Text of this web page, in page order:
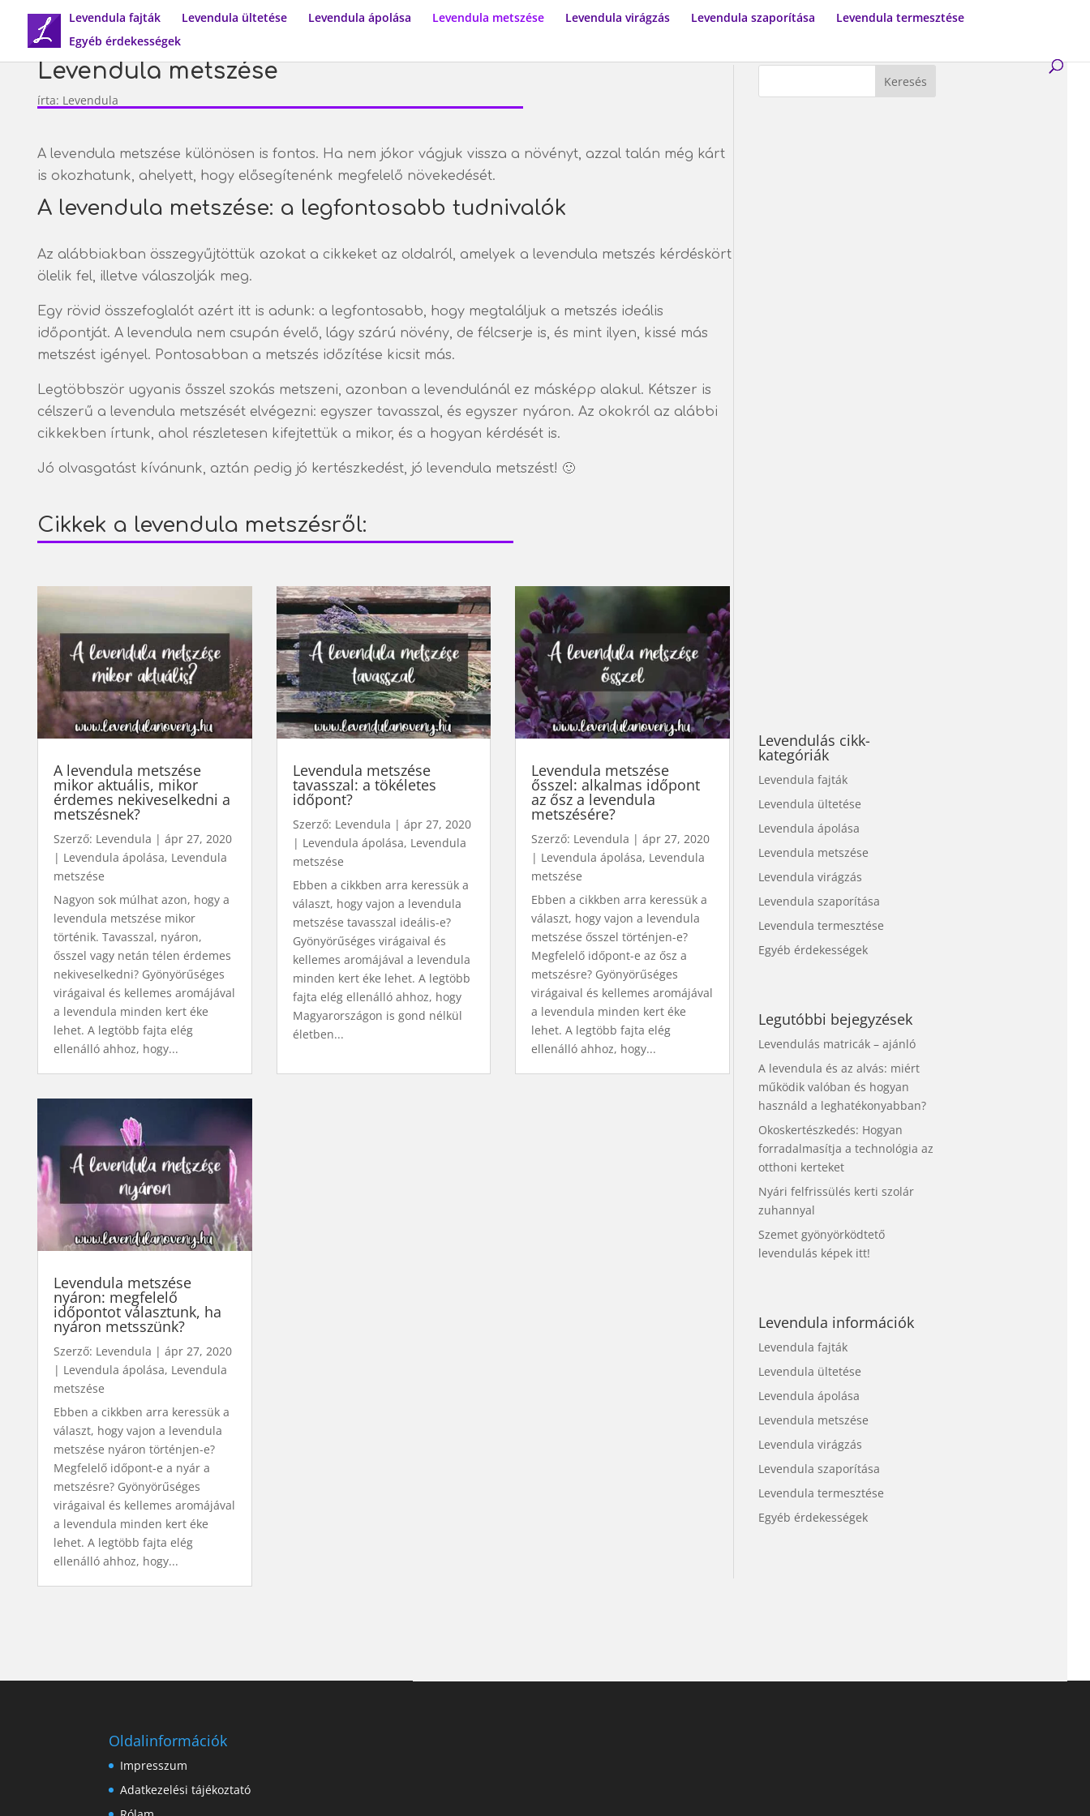
Levendula fajták Levendula ültetése Levendula ápolása Levendula metszése Levendula virágzás Levendula szaporítása
Levendula termesztése
Egyéb érdekességek
Levendula metszése
írta: Levendula
A levendula metszése különösen is fontos. Ha nem jókor vágjuk vissza a növényt, azzal talán még kárt
is okozhatunk, ahelyett, hogy elősegítenénk megfelelő növekedését.
A levendula metszése: a legfontosabb tudnivalók
Az alábbiakban összegyűjtöttük azokat a cikkeket az oldalról, amelyek a levendula metszés kérdéskört
ölelik fel, illetve válaszolják meg.
Egy rövid összefoglalót azért itt is adunk: a legfontosabb, hogy megtaláljuk a metszés ideális
időpontját. A levendula nem csupán évelő, lágy szárú növény, de félcserje is, és mint ilyen, kissé más
metszést igényel. Pontosabban a metszés időzítése kicsit más.
Legtöbbször ugyanis ősszel szokás metszeni, azonban a levendulánál ez másképp alakul. Kétszer is
célszerű a levendula metszését elvégezni: egyszer tavasszal, és egyszer nyáron. Az okokról az alábbi
cikkekben írtunk, ahol részletesen kifejtettük a mikor, és a hogyan kérdését is.
Jó olvasgatást kívánunk, aztán pedig jó kertészkedést, jó levendula metszést! 🙂
Cikkek a levendula metszésről:
A levendula metszése
mikor aktuális, mikor
érdemes nekiveselkedni a
metszésnek?
Szerző: Levendula | ápr 27, 2020
| Levendula ápolása, Levendula
metszése
Nagyon sok múlhat azon, hogy a
levendula metszése mikor
történik. Tavasszal, nyáron,
ősszel vagy netán télen érdemes
nekiveselkedni? Gyönyörűséges
virágaival és kellemes aromájával
a levendula minden kert éke
lehet. A legtöbb fajta elég
ellenálló ahhoz, hogy...
Levendula metszése
tavasszal: a tökéletes
időpont?
Szerző: Levendula | ápr 27, 2020
| Levendula ápolása, Levendula
metszése
Ebben a cikkben arra keressük a
választ, hogy vajon a levendula
metszése tavasszal ideális-e?
Gyönyörűséges virágaival és
kellemes aromájával a levendula
minden kert éke lehet. A legtöbb
fajta elég ellenálló ahhoz, hogy
Magyarországon is gond nélkül
életben...
Levendula metszése
ősszel: alkalmas időpont
az ősz a levendula
metszésére?
Szerző: Levendula |ápr 27, 2020
| Levendula ápolása, Levendula
metszése
Ebben a cikkben arra keressük a
választ, hogy vajon a levendula
metszése ősszel történjen-e?
Megfelelő időpont-e az ősz a
metszésre? Gyönyörűséges
virágaival és kellemes aromájával
a levendula minden kert éke
lehet. A legtöbb fajta elég
ellenálló ahhoz, hogy...
Levendula metszése
nyáron: megfelelő
időpontot választunk, ha
nyáron metsszünk?
Szerző: Levendula | ápr 27, 2020
| Levendula ápolása, Levendula
metszése
Ebben a cikkben arra keressük a
választ, hogy vajon a levendula
metszése nyáron történjen-e?
Megfelelő időpont-e a nyár a
metszésre? Gyönyörűséges
virágaival és kellemes aromájával
a levendula minden kert éke
lehet. A legtöbb fajta elég
ellenálló ahhoz, hogy...
Levendulás cikk-
kategóriák
Levendula fajták
Levendula ültetése
Levendula ápolása
Levendula metszése
Levendula virágzás
Levendula szaporítása
Levendula termesztése
Egyéb érdekességek
Legutóbbi bejegyzések
Levendulás matricák – ajánló
A levendula és az alvás: miért
működik valóban és hogyan
használd a leghatékonyabban?
Okoskertészkedés: Hogyan
forradalmasítja a technológia az
otthoni kerteket
Nyári felfrissülés kerti szolár
zuhannyal
Szemet gyönyörködtető
levendulás képek itt!
Levendula információk
Levendula fajták
Levendula ültetése
Levendula ápolása
Levendula metszése
Levendula virágzás
Levendula szaporítása
Levendula termesztése
Egyéb érdekességek
Oldalinformációk
Impresszum
Adatkezelési tájékoztató